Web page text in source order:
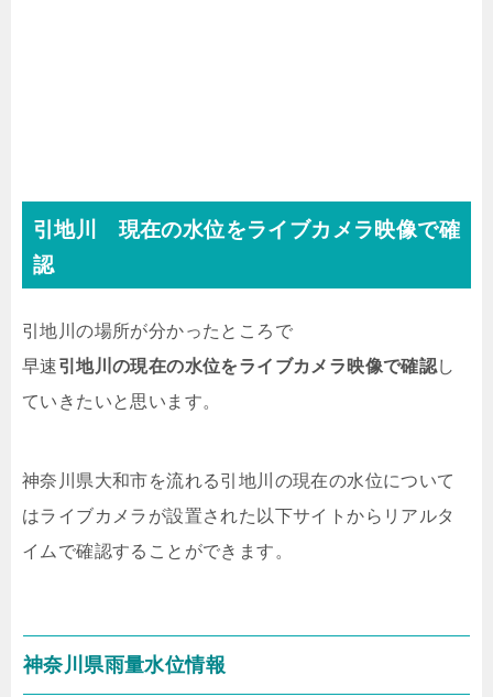
引地川 現在の水位をライブカメラ映像で確
認
引地川の場所が分かったところで
早速引地川の現在の水位をライブカメラ映像で確認し
ていきたいと思います。
神奈川県大和市を流れる引地川の現在の水位について
はライブカメラが設置された以下サイトからリアルタ
イムで確認することができます。
神奈川県雨量水位情報